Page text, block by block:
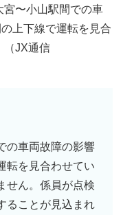
〜小山駅間での車
上下線で運転を見合
（JX通信
の車両故障の影響
転を見合わせてい
せん。係員が点検
ることが見込まれ